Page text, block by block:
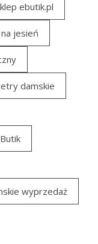
ebutik.pl
jesień
damskie
wyprzedaż